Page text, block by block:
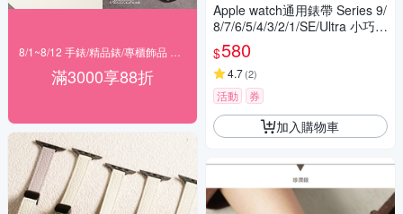
滿3000享88折
Apple watch通用錶帶 Series 9/
8/7/6/5/4/3/2/1/SE/Ultra 小巧愛
心型鏤空鋼錶帶
$580
4.7(2)
活動 券
加入購物車